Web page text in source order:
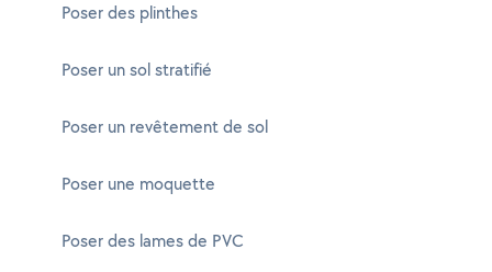
Poser des plinthes
Poser un sol stratifié
Poser un revêtement de sol
Poser une moquette
Poser des lames de PVC